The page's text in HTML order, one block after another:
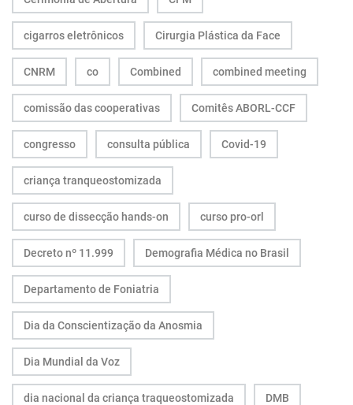
cigarros eletrônicos Cirurgia Plástica da Face
CNRM co Combined combined meeting
comissão das cooperativas Comitês ABORL-CCF
congresso consulta pública Covid-19
criança tranqueostomizada
curso de dissecção hands-on curso pro-orl
Decreto nº 11.999 Demografia Médica no Brasil
Departamento de Foniatria
Dia da Conscientização da Anosmia
Dia Mundial da Voz
dia nacional da criança traqueostomizada DMB